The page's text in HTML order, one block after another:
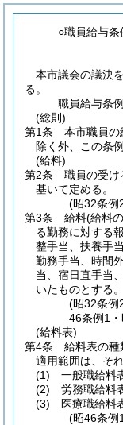
○職員給与条
本市議会の議決を
る。
職員給与条例
(総則)
第1条
本市職員の
除く外、この条
(給料)
第2条
職員の受け
基いて定める。
(昭32条例
第3条
給料(給料
る勤務に対する
整手当、扶養手
勤務手当、時間
当、宿日直手当
いたものとする。
(昭32条例
46条例1
(給料表)
第4条
給料表の種
適用範囲は、そ
(1)
一般職給料
(2)
労務職給料
(3)
医療職給料
(昭46条例